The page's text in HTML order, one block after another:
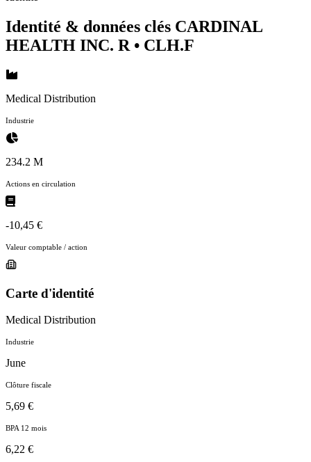
Identité & données clés CARDINAL
HEALTH INC. R • CLH.F
Medical Distribution
Industrie
234.2 M
Actions en circulation
-10,45 €
Valeur comptable / action
Carte d'identité
Medical Distribution
Industrie
June
Clôture fiscale
5,69 €
BPA 12 mois
6,22 €